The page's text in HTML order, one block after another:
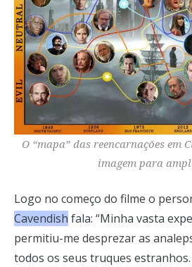
O “mapa” das reencarnações em
imagem para
Logo no começo do filme o
Cavendish fala: “Minha vasta
permitiu-me desprezar as
todos os seus truques